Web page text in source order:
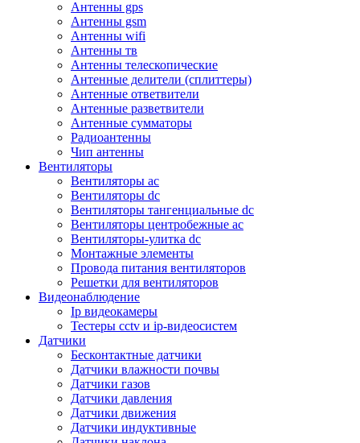
Антенны gps
Антенны gsm
Антенны wifi
Антенны тв
Антенны телескопические
Антенные делители (сплиттеры)
Антенные ответвители
Антенные разветвители
Антенные сумматоры
Радиоантенны
Чип антенны
Вентиляторы
Вентиляторы ac
Вентиляторы dc
Вентиляторы тангенциальные dc
Вентиляторы центробежные ac
Вентиляторы-улитка dc
Монтажные элементы
Провода питания вентиляторов
Решетки для вентиляторов
Видеонаблюдение
Ip видеокамеры
Тестеры cctv и ip-видеосистем
Датчики
Бесконтактные датчики
Датчики влажности почвы
Датчики газов
Датчики давления
Датчики движения
Датчики индуктивные